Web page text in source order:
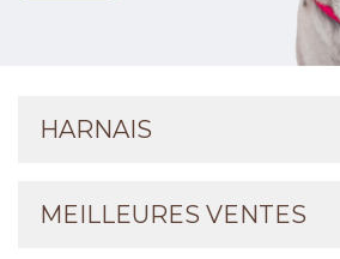
HARNAIS
MEILLEURES VENTES